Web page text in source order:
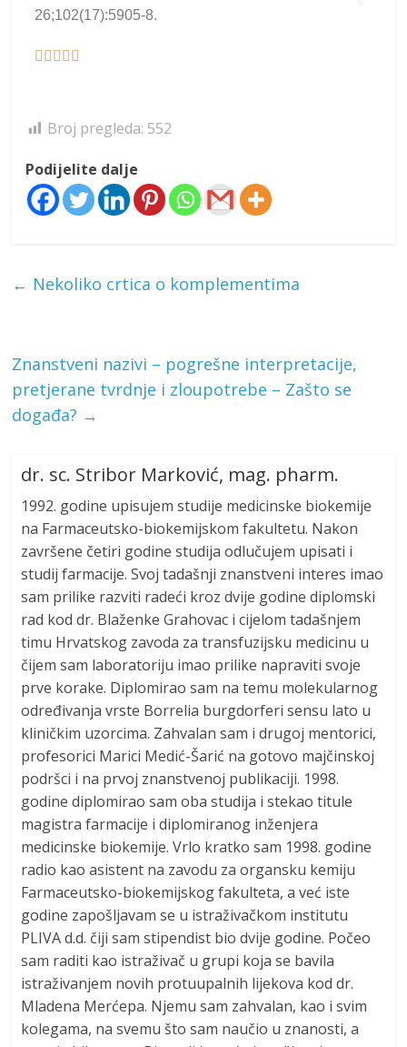
26;102(17):5905-8.
    
Broj pregleda: 552
Podijelite dalje
← Nekoliko crtica o komplementima
Znanstveni nazivi – pogrešne interpretacije,
pretjerane tvrdnje i zloupotrebe – Zašto se
događa? →
dr. sc. Stribor Marković, mag. pharm.
1992. godine upisujem studije medicinske biokemije
na Farmaceutsko-biokemijskom fakultetu. Nakon
završene četiri godine studija odlučujem upisati i
studij farmacije. Svoj tadašnji znanstveni interes imao
sam prilike razviti radeći kroz dvije godine diplomski
rad kod dr. Blaženke Grahovac i cijelom tadašnjem
timu Hrvatskog zavoda za transfuzijsku medicinu u
čijem sam laboratoriju imao prilike napraviti svoje
prve korake. Diplomirao sam na temu molekularnog
određivanja vrste Borrelia burgdorferi sensu lato u
kliničkim uzorcima. Zahvalan sam i drugoj mentorici,
profesorici Marici Medić-Šarić na gotovo majčinskoj
podršci i na prvoj znanstvenoj publikaciji. 1998.
godine diplomirao sam oba studija i stekao titule
magistra farmacije i diplomiranog inženjera
medicinske biokemije. Vrlo kratko sam 1998. godine
radio kao asistent na zavodu za organsku kemiju
Farmaceutsko-biokemijskog fakulteta, a već iste
godine zapošljavam se u istraživačkom institutu
PLIVA d.d. čiji sam stipendist bio dvije godine. Počeo
sam raditi kao istraživač u grupi koja se bavila
istraživanjem novih protuupalnih lijekova kod dr.
Mladena Merćepa. Njemu sam zahvalan, kao i svim
kolegama, na svemu što sam naučio u znanosti, a